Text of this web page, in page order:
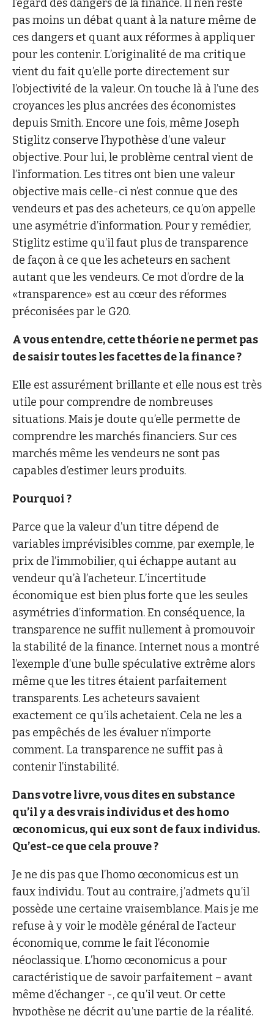
l’égard des dangers de la finance. Il n’en reste
pas moins un débat quant à la nature même de
ces dangers et quant aux réformes à appliquer
pour les contenir. L’originalité de ma critique
vient du fait qu’elle porte directement sur
l’objectivité de la valeur. On touche là à l’une des
croyances les plus ancrées des économistes
depuis Smith. Encore une fois, même Joseph
Stiglitz conserve l’hypothèse d’une valeur
objective. Pour lui, le problème central vient de
l’information. Les titres ont bien une valeur
objective mais celle-ci n’est connue que des
vendeurs et pas des acheteurs, ce qu’on appelle
une asymétrie d’information. Pour y remédier,
Stiglitz estime qu’il faut plus de transparence
de façon à ce que les acheteurs en sachent
autant que les vendeurs. Ce mot d’ordre de la
«transparence» est au cœur des réformes
préconisées par le G20.
A vous entendre, cette théorie ne permet pas
de saisir toutes les facettes de la finance ?
Elle est assurément brillante et elle nous est très
utile pour comprendre de nombreuses
situations. Mais je doute qu’elle permette de
comprendre les marchés financiers. Sur ces
marchés même les vendeurs ne sont pas
capables d’estimer leurs produits.
Pourquoi ?
Parce que la valeur d’un titre dépend de
variables imprévisibles comme, par exemple, le
prix de l’immobilier, qui échappe autant au
vendeur qu’à l’acheteur. L’incertitude
économique est bien plus forte que les seules
asymétries d’information. En conséquence, la
transparence ne suffit nullement à promouvoir
la stabilité de la finance. Internet nous a montré
l’exemple d’une bulle spéculative extrême alors
même que les titres étaient parfaitement
transparents. Les acheteurs savaient
exactement ce qu’ils achetaient. Cela ne les a
pas empêchés de les évaluer n’importe
comment. La transparence ne suffit pas à
contenir l’instabilité.
Dans votre livre, vous dites en substance
qu’il y a des vrais individus et des homo
œconomicus, qui eux sont de faux individus.
Qu’est-ce que cela prouve ?
Je ne dis pas que l’homo œconomicus est un
faux individu. Tout au contraire, j’admets qu’il
possède une certaine vraisemblance. Mais je me
refuse à y voir le modèle général de l’acteur
économique, comme le fait l’économie
néoclassique. L’homo œconomicus a pour
caractéristique de savoir parfaitement – avant
même d’échanger -, ce qu’il veut. Or cette
hypothèse ne décrit qu’une partie de la réalité.